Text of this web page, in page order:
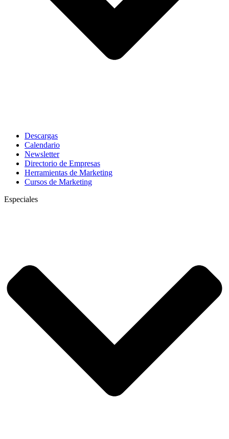
Descargas
Calendario
Newsletter
Directorio de Empresas
Herramientas de Marketing
Cursos de Marketing
Especiales